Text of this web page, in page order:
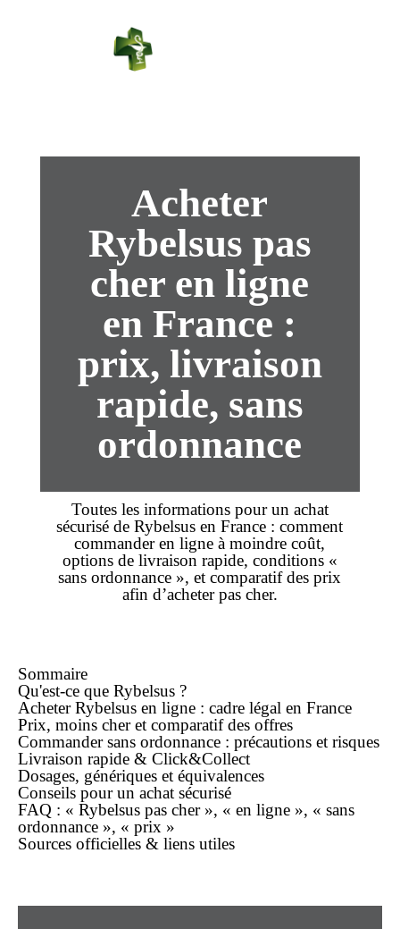
Acheter
Rybelsus pas
cher en ligne
en France :
prix, livraison
rapide, sans
ordonnance
Toutes les informations pour un achat
sécurisé deRybelsus en France : comment
commander en ligne à moindre coût,
options de livraison rapide, conditions «
sans ordonnance », et comparatif desprix
afin d’acheterpas cher.
Sommaire
Qu'est-ce que Rybelsus ?
Acheter Rybelsus en ligne : cadre légal en France
Prix, moins cheret comparatif des offres
Commandersans ordonnance : précautions et risques
Livraison rapide & Click&Collect
Dosages, génériques et équivalences
Conseils pour un achat sécurisé
FAQ : « Rybelsus pas cher », « en ligne », « sans
ordonnance », « prix »
Sources officielles & liens utiles